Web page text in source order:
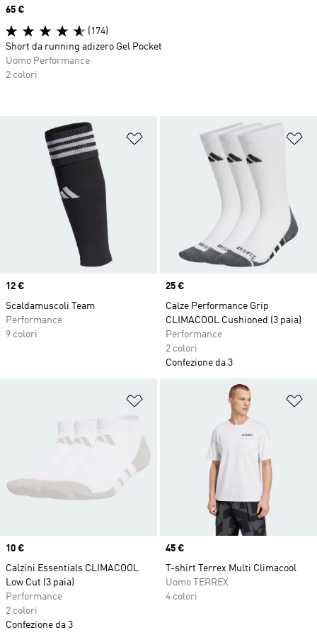
Aggiungi alla lista dei desideri
Price
12 €
Scaldamuscoli Team
Performance
9 colori
Price
25 €
Calze Performance Grip
CLIMACOOL Cushioned (3 paia)
Performance
2 colori
Confezione da 3
Aggiungi alla lista dei desideri
Price
10 €
Calzini Essentials CLIMACOOL
Low Cut (3 paia)
Performance
2 colori
Confezione da 3
Price
45 €
T-shirt Terrex Multi Climacool
Uomo TERREX
4 colori
Price
65 €
(174)
Short da running adizero Gel Pocket
Uomo Performance
2 colori